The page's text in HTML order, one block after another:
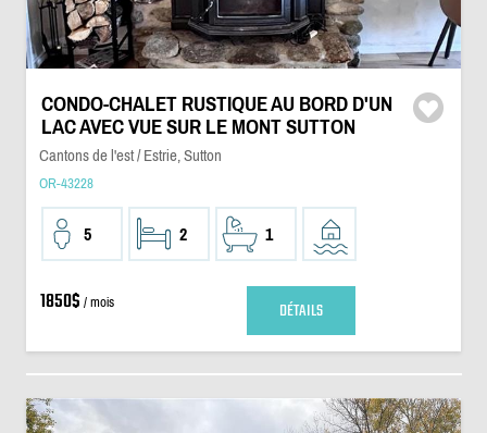
CONDO-CHALET RUSTIQUE AU BORD D'UN
LAC AVEC VUE SUR LE MONT SUTTON
Cantons de l'est / Estrie, Sutton
OR-43228
5 2 1
1850$ / mois DÉTAILS